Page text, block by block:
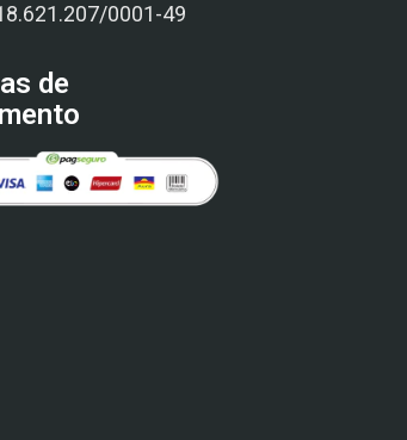
0001-49
de